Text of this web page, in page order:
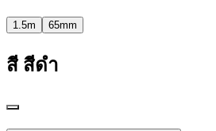
1.5m 65mm
สี สีดำ